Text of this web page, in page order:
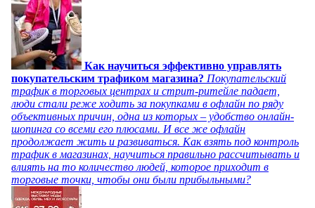
Как научиться эффективно управлять
покупательским трафиком магазина? Покупательский
трафик в торговых центрах и стрит-ритейле падает,
люди стали реже ходить за покупками в офлайн по ряду
объективных причин, одна из которых – удобство онлайн-
шопинга со всеми его плюсами. И все же офлайн
продолжает жить и развиваться. Как взять под контроль
трафик в магазинах, научиться правильно рассчитывать и
влиять на то количество людей, которое приходит в
торговые точки, чтобы они были прибыльными?